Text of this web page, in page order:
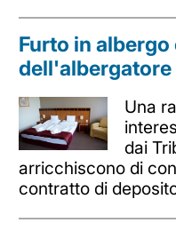
Furto in
dell'albergatore
Una
dai
arricchiscono di
contratto di